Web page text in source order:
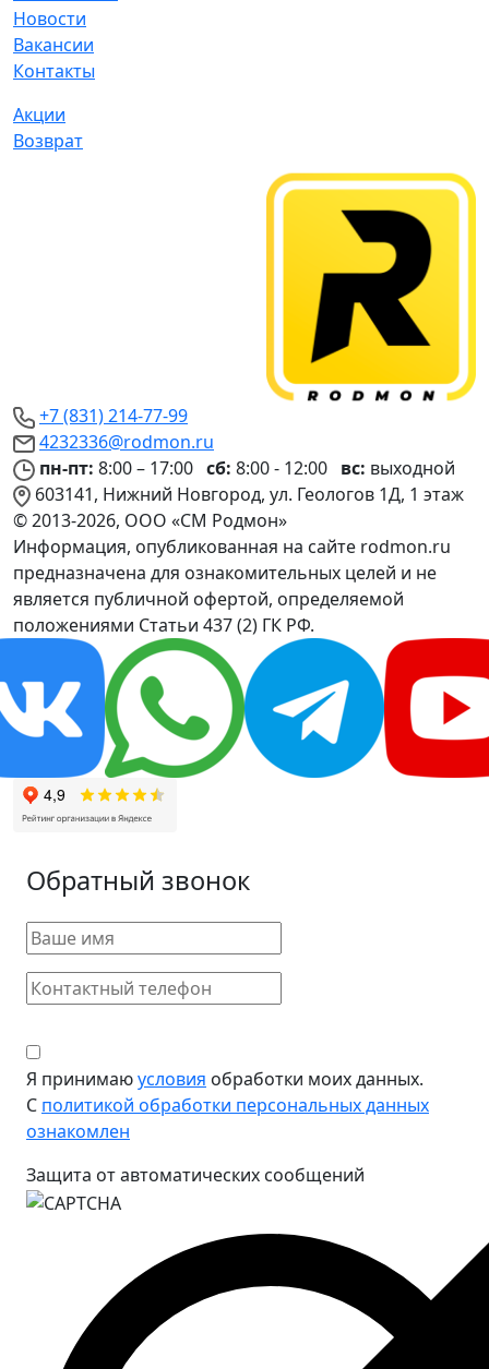
Новости
Вакансии
Контакты
Акции
Возврат
+7 (831) 214-77-99
4232336@rodmon.ru
пн-пт: 8:00 – 17:00 сб: 8:00 - 12:00 вс: выходной
603141, Нижний Новгород, ул. Геологов 1Д, 1 этаж
© 2013-2026, ООО «СМ Родмон»
Информация, опубликованная на сайте rodmon.ru
предназначена для ознакомительных целей и не
является публичной офертой, определяемой
положениями Статьи 437 (2) ГК РФ.
Обратный звонок
Я принимаюусловия обработки моих данных.
С политикой обработки персональных данных
ознакомлен
Защита от автоматических сообщений